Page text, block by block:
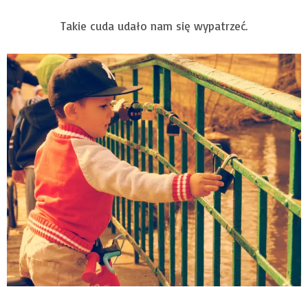
Takie cuda udało nam się wypatrzeć.